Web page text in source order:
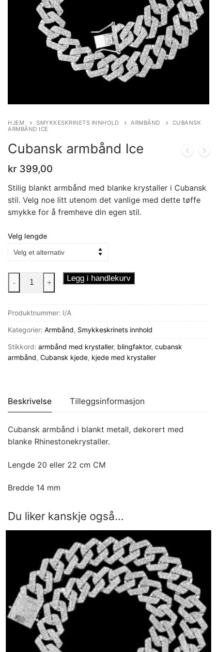
HJEM SMYKKESKRINETS INNHOLD ARMBÅND
CUBANSK
ARMBÅND ICE
Cubansk armbånd Ice
kr 399,00
Stilig blankt armbånd med blanke krystaller i Cubansk
stil. Velg noe litt utenom det vanlige med dette tøffe
smykke for å fremheve din egen stil.
Velg lengde
Cubansk
armbånd
antall
- + Legg i handlekurv
Produktnummer: I/A
Kategorier: Armbånd, Smykkeskrinets innhold
Stikkord: armbånd med krystaller, blingfaktor, cubansk
armbånd, Cubansk kjede, kjede med krystaller
Beskrivelse Tilleggsinformasjon
Cubansk armbånd i blankt metall, dekorert med
blanke Rhinestonekrystaller.
Lengde 20 eller 22 cm CM
Bredde 14 mm
Du liker kanskje også…